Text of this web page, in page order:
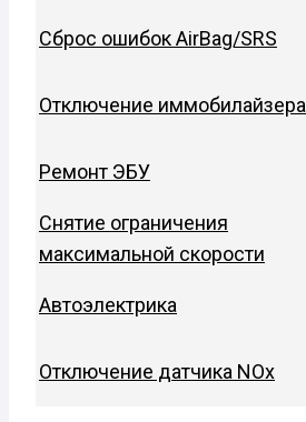
Сброс ошибок AirBag/SRS
Отключение иммобилайзера
Ремонт ЭБУ
Снятие ограничения
максимальной скорости
Автоэлектрика
Отключение датчика NOx